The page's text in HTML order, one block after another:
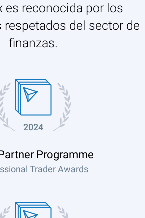
es reconocida por los
respetados del sector de
finanzas.
2024
Programme
Trader Awards